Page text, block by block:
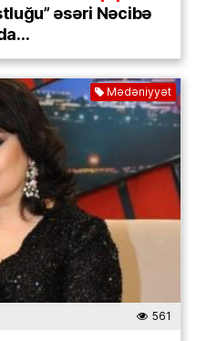
əsəri Nəcibə
Mədəniyyət
561